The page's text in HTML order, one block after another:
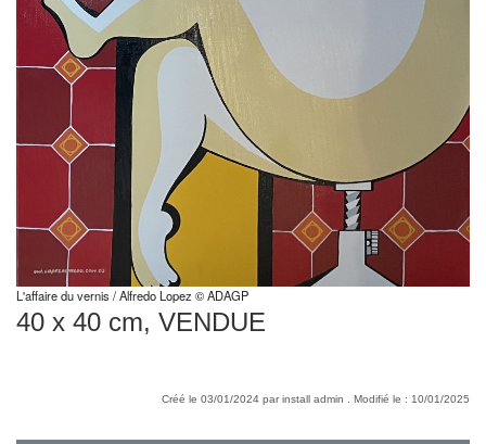
L'affaire du vernis / Alfredo Lopez © ADAGP
40 x 40 cm, VENDUE
Créé le 03/01/2024 par install admin . Modifié le : 10/01/2025